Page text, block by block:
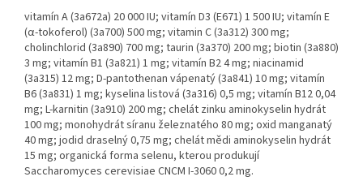
vitamín A (3a672a) 20 000 IU; vitamín D3 (E671) 1 500 IU; vitamín E
(α-tokoferol) (3a700) 500 mg; vitamin C (3a312) 300 mg;
cholinchlorid (3a890) 700 mg; taurin (3a370) 200 mg; biotin (3a880)
3 mg; vitamín B1 (3a821) 1 mg; vitamín B2 4 mg; niacinamid
(3a315) 12 mg; D-pantothenan vápenatý (3a841) 10 mg; vitamín
B6 (3a831) 1 mg; kyselina listová (3a316) 0,5 mg; vitamín B12 0,04
mg; L-karnitin (3a910) 200 mg; chelát zinku aminokyselin hydrát
100 mg; monohydrát síranu železnatého 80 mg; oxid manganatý
40 mg; jodid draselný 0,75 mg; chelát mědi aminokyselin hydrát
15 mg; organická forma selenu, kterou produkují
Saccharomyces cerevisiae CNCM I-3060 0,2 mg.